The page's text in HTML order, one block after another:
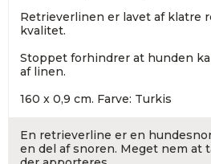
Retrieverlinen er lavet af klatre
kvalitet.
Stoppet forhindrer at hunden
af linen.
160 x 0,9 cm. Farve: Turkis
En retrieverline er en
en del af snoren. Meget nem at